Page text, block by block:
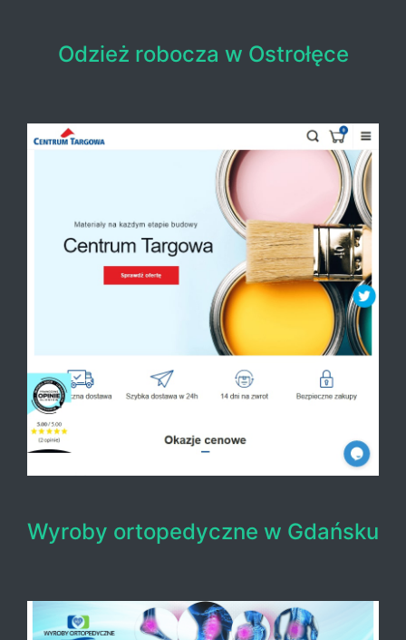
Odzież robocza w Ostrołęce
Wyroby ortopedyczne w Gdańsku